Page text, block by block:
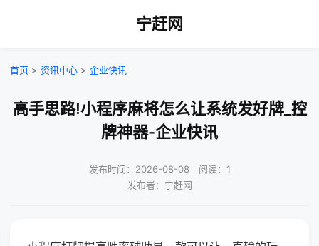
宁赶网
首页 > 资讯中心 > 企业快讯
高手思路!小程序麻将怎么让系统发好牌_控
牌神器-企业快讯
发布时间：2026-08-08｜阅读：1
发布者：宁赶网